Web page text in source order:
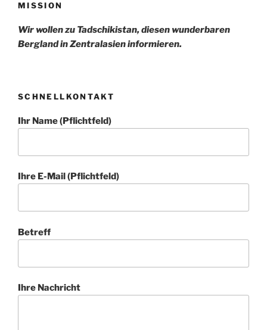
MISSION
Wir wollen zu Tadschikistan, diesen wunderbaren
Bergland in Zentralasien informieren.
SCHNELLKONTAKT
Ihr Name (Pflichtfeld)
Ihre E-Mail (Pflichtfeld)
Betreff
Ihre Nachricht